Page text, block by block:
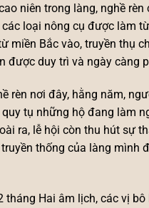
niên trong làng, nghề
loại nông cụ được làm
miền Bắc vào, truyền thụ
được duy trì và ngày càng
rèn nơi đây, hằng năm,
tụ những hộ đang làm
ra, lễ hội còn thu hút sự
thống của làng mình
tháng Hai âm lịch, các vị